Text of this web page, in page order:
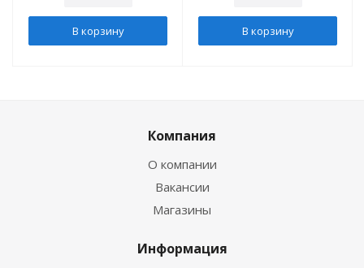
В корзину В корзину
Компания
О компании
Вакансии
Магазины
Информация